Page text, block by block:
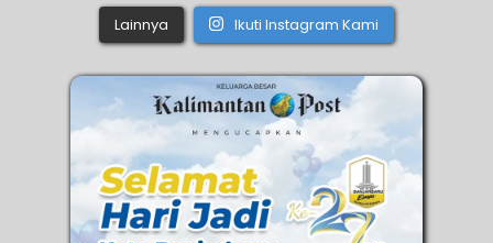
Lainnya Ikuti Instagram Kami